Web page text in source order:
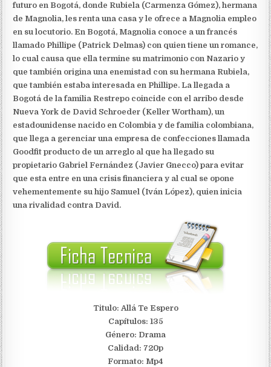
futuro en Bogotá, donde Rubiela (Carmenza Gómez), hermana
de Magnolia, les renta una casa y le ofrece a Magnolia empleo
en su locutorio. En Bogotá, Magnolia conoce a un francés
llamado Phillipe (Patrick Delmas) con quien tiene un romance,
lo cual causa que ella termine su matrimonio con Nazario y
que también origina una enemistad con su hermana Rubiela,
que también estaba interesada en Phillipe. La llegada a
Bogotá de la familia Restrepo coincide con el arribo desde
Nueva York de David Schroeder (Keller Wortham), un
estadounidense nacido en Colombia y de familia colombiana,
que llega a gerenciar una empresa de confecciones llamada
Goodfit producto de un arreglo al que ha llegado su
propietario Gabriel Fernández (Javier Gnecco) para evitar
que esta entre en una crisis financiera y al cual se opone
vehementemente su hijo Samuel (Iván López), quien inicia
una rivalidad contra David.
Titulo: Allá Te Espero
Capítulos: 135
Género: Drama
Calidad: 720p
Formato: Mp4